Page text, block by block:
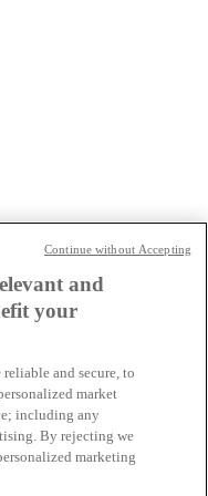
- Wien
and
your
and secure, to
market
including any
By rejecting we
marketing
Continue without Accepting